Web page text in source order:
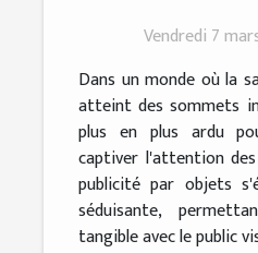
Vendredi 7
Dans un monde où la
atteint des sommets
plus en plus ardu
captiver l'attention
publicité par objets
séduisante,
tangible avec le public